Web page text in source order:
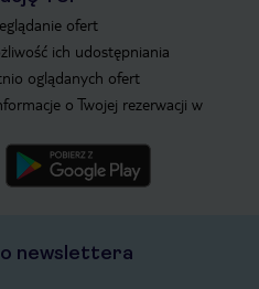
ofert
ich udostępniania
oglądanych ofert
o Twojej rezerwacji w
newslettera